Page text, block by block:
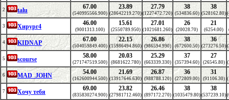
2 talu 67.00
(540995566.900)
23.89
(28642219.270)
27.79
(1227472.720)
38
(534836.60)
38
(528162.80)
3 Хирург4 46.00
(9001313.100)
15.61
(2550789.950)
27.01
(1021681.260)
26
(20028.70)
21
(6254.00)
4 KIDNAP 67.00
(504059849.400)
22.15
(15986494.860)
26.86
(986594.990)
38
(672600.50)
36
(273276.50)
5 scourse 58.00
(271747519.500)
20.03
(8681622.780)
25.29
(663339.330)
37
(357394.60)
27
(26545.80)
6 MAD_JOHN 54.00
(162600944.500)
21.69
(13917646.630)
26.87
(988788.120)
36
(272809.00)
31
(91106.30)
7 Хочу тебя 69.00
(835830274.900)
23.82
(27981712.460)
26.46
(897172.270)
38
(1035479.80)
38
(537239.10)